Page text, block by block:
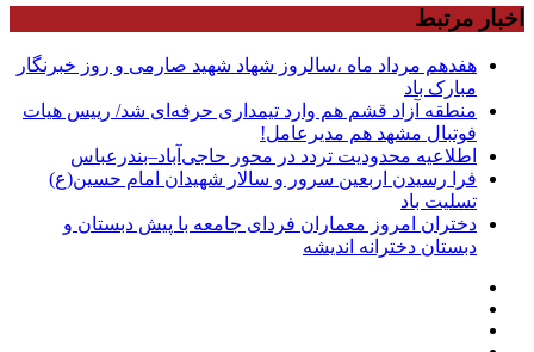
اخبار مرتبط
هفدهم مرداد ماه ،سالروز شهاد شهید صارمی و روز خبرنگار
مبارک باد
منطقه آزاد قشم هم وارد تیمداری حرفه‌ای شد/ رییس هیات
فوتبال مشهد هم مدیرعامل!
اطلاعیه محدودیت تردد در محور حاجی‌آباد–بندرعباس
فرا رسیدن اربعین سرور و سالار شهیدان امام حسین(ع)
تسلیت باد
دختران امروز معماران فردای جامعه با پیش دبستان و
دبستان دخترانه اندیشه